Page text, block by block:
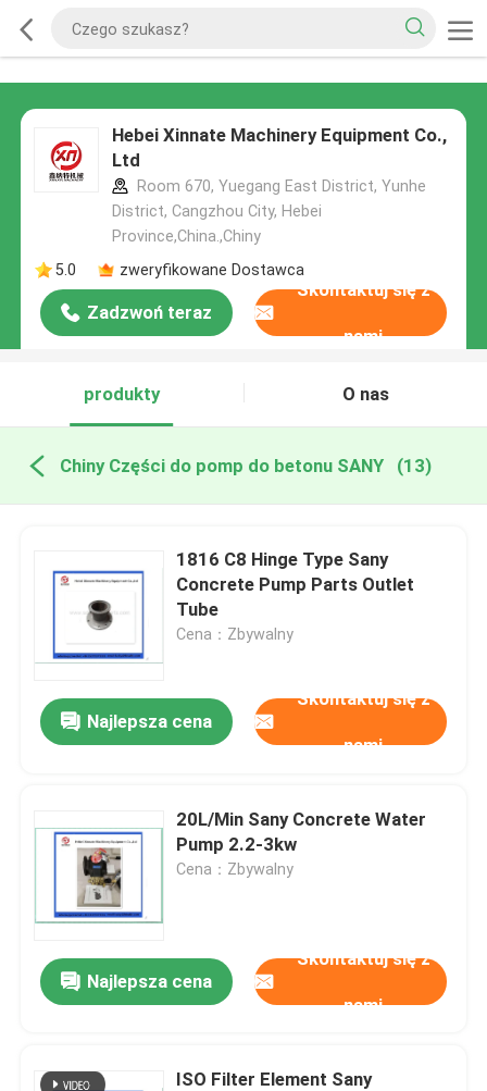
Hebei Xinnate Machinery Equipment Co.,
Ltd
Room 670, Yuegang East District, Yunhe
District, Cangzhou City, Hebei
Province,China.,Chiny
5.0
zweryfikowane Dostawca
Zadzwoń teraz
Skontaktuj się z
nami
produkty O nas
Chiny Części do pomp do betonu SANY (13)
1816 C8 Hinge Type Sany
Concrete Pump Parts Outlet
Tube
Cena：Zbywalny
Najlepsza cena
Skontaktuj się z
nami
20L/Min Sany Concrete Water
Pump 2.2-3kw
Cena：Zbywalny
Najlepsza cena
Skontaktuj się z
nami
ISO Filter Element Sany